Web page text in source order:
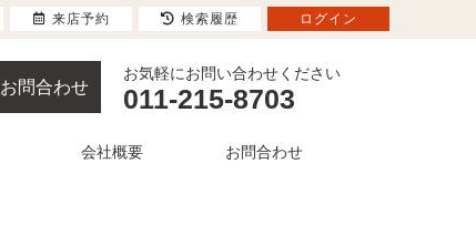
お問合わせ
お気軽にお問い合わせください
011-215-8703
会社概要 お問合わせ
来店予約 検索履歴 ログイン